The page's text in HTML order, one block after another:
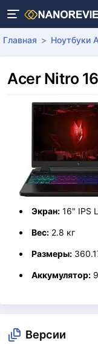
Главная Ноутбуки
Acer Nitro
Экран: 16" IPS
Вес: 2.8 кг
Размеры:
Аккумулятор:
Версии